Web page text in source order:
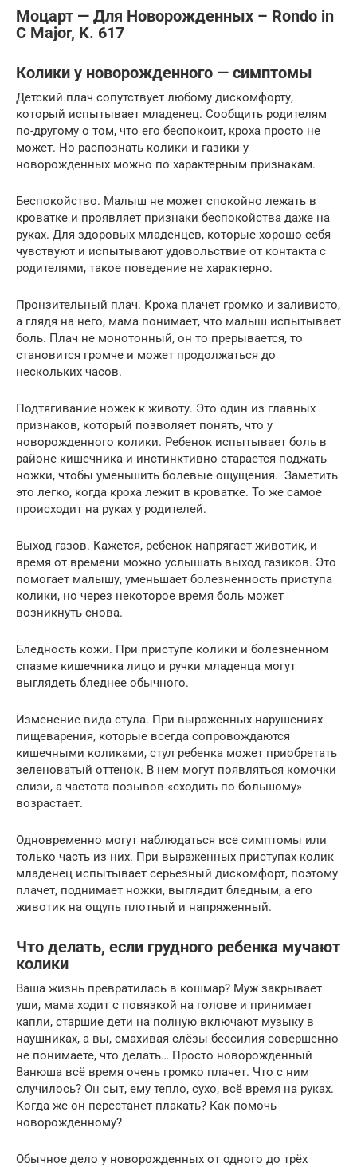
Моцарт — Для Новорожденных – Rondo in
C Major, K. 617
Колики у новорожденного — симптомы
Детский плач сопутствует любому дискомфорту,
который испытывает младенец. Сообщить родителям
по-другому о том, что его беспокоит, кроха просто не
может. Но распознать колики и газики у
новорожденных можно по характерным признакам.
Беспокойство. Малыш не может спокойно лежать в
кроватке и проявляет признаки беспокойства даже на
руках. Для здоровых младенцев, которые хорошо себя
чувствуют и испытывают удовольствие от контакта с
родителями, такое поведение не характерно.
Пронзительный плач. Кроха плачет громко и заливисто,
а глядя на него, мама понимает, что малыш испытывает
боль. Плач не монотонный, он то прерывается, то
становится громче и может продолжаться до
нескольких часов.
Подтягивание ножек к животу. Это один из главных
признаков, который позволяет понять, что у
новорожденного колики. Ребенок испытывает боль в
районе кишечника и инстинктивно старается поджать
ножки, чтобы уменьшить болевые ощущения. Заметить
это легко, когда кроха лежит в кроватке. То же самое
происходит на руках у родителей.
Выход газов. Кажется, ребенок напрягает животик, и
время от времени можно услышать выход газиков. Это
помогает малышу, уменьшает болезненность приступа
колики, но через некоторое время боль может
возникнуть снова.
Бледность кожи. При приступе колики и болезненном
спазме кишечника лицо и ручки младенца могут
выглядеть бледнее обычного.
Изменение вида стула. При выраженных нарушениях
пищеварения, которые всегда сопровождаются
кишечными коликами, стул ребенка может приобретать
зеленоватый оттенок. В нем могут появляться комочки
слизи, а частота позывов «сходить по большому»
возрастает.
Одновременно могут наблюдаться все симптомы или
только часть из них. При выраженных приступах колик
младенец испытывает серьезный дискомфорт, поэтому
плачет, поднимает ножки, выглядит бледным, а его
животик на ощупь плотный и напряженный.
Что делать, если грудного ребенка мучают
колики
Ваша жизнь превратилась в кошмар? Муж закрывает
уши, мама ходит с повязкой на голове и принимает
капли, старшие дети на полную включают музыку в
наушниках, а вы, смахивая слёзы бессилия совершенно
не понимаете, что делать… Просто новорожденный
Ванюша всё время очень громко плачет. Что с ним
случилось? Он сыт, ему тепло, сухо, всё время на руках.
Когда же он перестанет плакать? Как помочь
новорожденному?
Обычное дело у новорожденных от одного до трёх